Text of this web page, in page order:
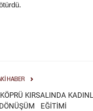
HABER
KIRSALINDA
EĞİTİMİ